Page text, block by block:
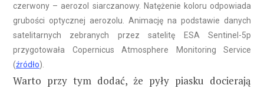
czerwony – aerozol siarczanowy. Natężenie koloru odpowiada
grubości optycznej aerozolu. Animację na podstawie danych
satelitarnych zebranych przez satelitę ESA Sentinel-5p
przygotowała Copernicus Atmosphere Monitoring Service
(źródło).
Warto przy tym dodać, że pyły piasku docierają